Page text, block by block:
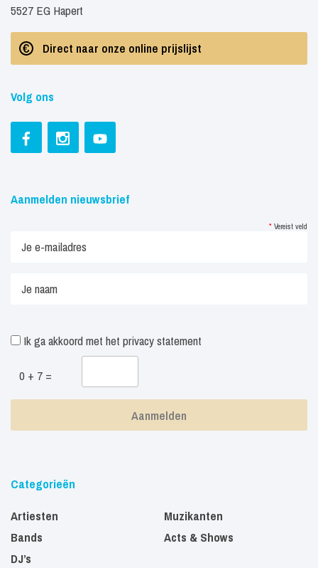
5527 EG Hapert
Direct naar onze online prijslijst
Volg ons
Aanmelden nieuwsbrief
* Vereist veld
Ik ga akkoord met het privacy statement
0 + 7 =
Categorieën
Artiesten
Bands
DJ’s
Muzikanten
Acts & Shows